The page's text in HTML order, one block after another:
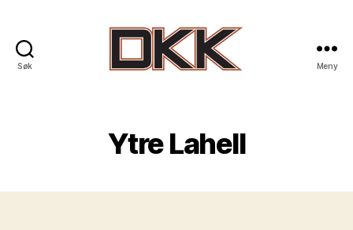
Søk
Klatreklubb
Meny
Ytre Lahell